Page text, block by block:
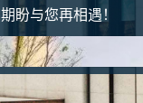
增量政策，加强与财政
程
盼与您再相遇！